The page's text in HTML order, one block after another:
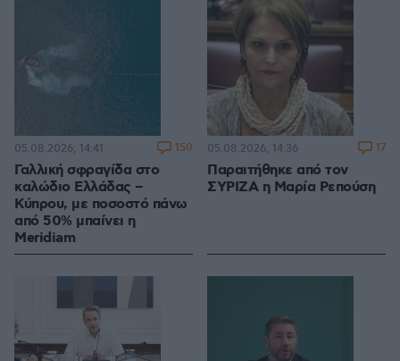
Γαλλική σφραγίδα στο
καλώδιο Ελλάδας –
Κύπρου, με ποσοστό πάνω
από 50% μπαίνει η
Meridiam
05.08.2026, 14:41 150
Παραιτήθηκε από τον
ΣΥΡΙΖΑ η Μαρία Ρεπούση
05.08.2026, 14:36 17